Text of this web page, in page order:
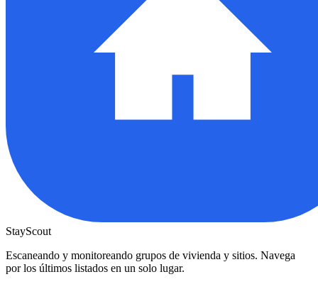
StayScout
Escaneando y monitoreando grupos de vivienda y sitios. Navega
por los últimos listados en un solo lugar.